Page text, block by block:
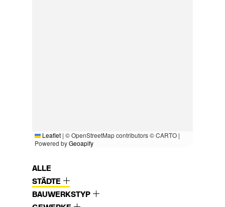
Leaflet | © OpenStreetMap contributors © CARTO |
Powered byGeoapify
ALLE
STÄDTE
BAUWERKSTYP